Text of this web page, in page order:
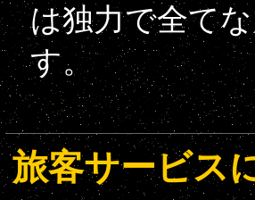
は独力で全て
す。
旅客サービス